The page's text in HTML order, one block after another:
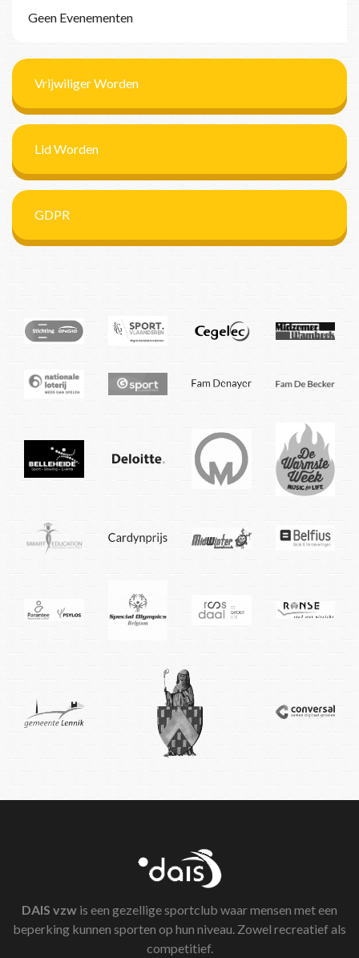
Geen Evenementen
Vrijwiliger Worden
Lid Worden
GDPR
DAIS vzw is een gezellige sportclub waar mensen met een
beperking kunnen sporten op hun niveau. Zowel recreatief als
competitief.